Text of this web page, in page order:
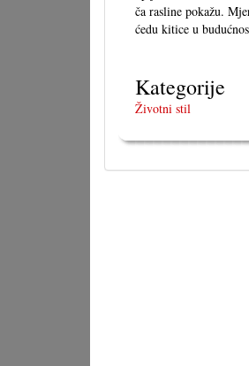
ča rasline pokažu.
ćedu kitice u
Kategorije
Životni stil